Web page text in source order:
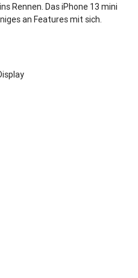
Rennen. Das iPhone 13 mini
an Features mit sich.